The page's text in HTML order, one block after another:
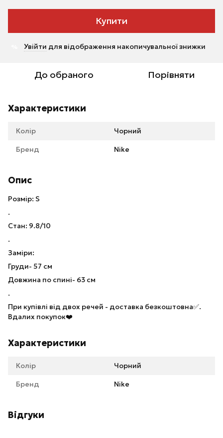
Купити
Увійти для відображення накопичувальної знижки
До обраного Порівняти
Характеристики
Колір Чорний
Бренд Nike
Опис
Розмір: S
.
Стан: 9.8/10
.
Заміри:
Груди- 57 см
Довжина по спині- 63 см
.
При купівлі від двох речей - доставка безкоштовна✅.
Вдалих покупок❤️
Характеристики
Колір Чорний
Бренд Nike
Відгуки